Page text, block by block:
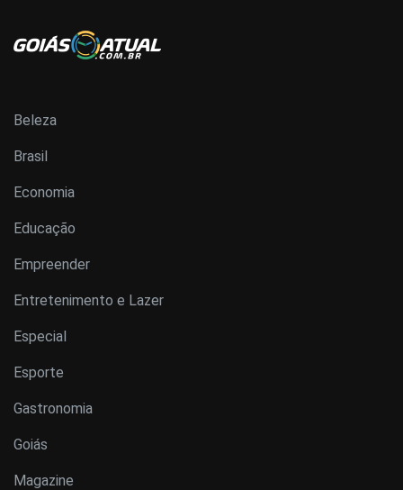
Beleza
Brasil
Economia
Educação
Empreender
Entretenimento e Lazer
Especial
Esporte
Gastronomia
Goiás
Magazine